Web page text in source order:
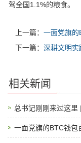
驾全国1.1%的粮食。
上一篇： 一面党旗的
下一篇： 深耕文明实
相关新闻
总书记刚刚来过这里
一面党旗的BTC钱包